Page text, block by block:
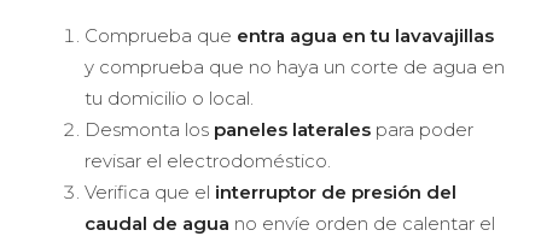
Comprueba que entra agua en tu lavavajillas
y comprueba que no haya un corte de agua en
tu domicilio o local.
Desmonta los paneles laterales para poder
revisar el electrodoméstico.
Verifica que el interruptor de presión del
caudal de agua no envíe orden de calentar el